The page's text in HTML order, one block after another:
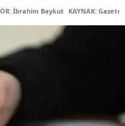
İbrahim Baykut KAYNAK: